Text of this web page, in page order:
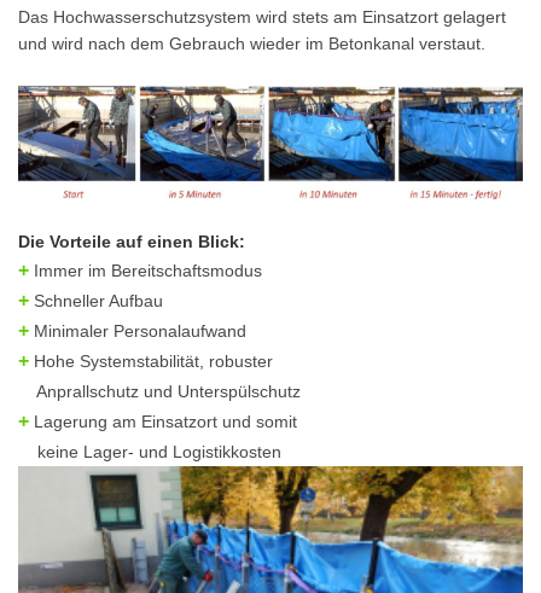
Das Hochwasserschutzsystem wird stets am Einsatzort gelagert
und wird nach dem Gebrauch wieder im Betonkanal verstaut.
Die Vorteile auf einen Blick:
+ Immer im Bereitschaftsmodus
+ Schneller Aufbau
+ Minimaler Personalaufwand
+ Hohe Systemstabilität, robuster
Anprallschutz und Unterspülschutz
+ Lagerung am Einsatzort und somit
keine Lager- und Logistikkosten